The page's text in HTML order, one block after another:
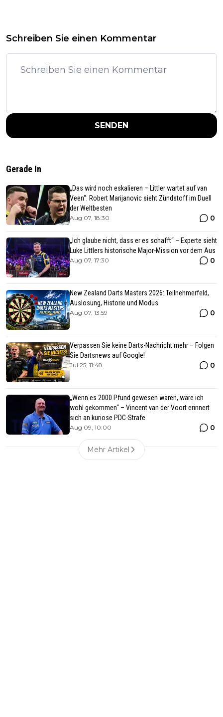
Schreiben Sie einen Kommentar
SENDEN
Gerade In
„Das wird noch eskalieren – Littler wartet auf van
Veen“: Robert Marijanovic sieht Zündstoff im Duell
der Weltbesten
Aug 07, 18:30 0
„Ich glaube nicht, dass er es schafft“ – Experte sieht
Luke Littlers historische Major-Mission vor dem Aus
Aug 07, 17:30 0
New Zealand Darts Masters 2026: Teilnehmerfeld,
Auslosung, Historie und Modus
Aug 07, 13:59 0
Verpassen Sie keine Darts-Nachricht mehr – Folgen
Sie Dartsnews auf Google!
Jul 25, 11:48 0
„Wenn es 2000 Pfund gewesen wären, wäre ich
wohl gekommen“ – Vincent van der Voort erinnert
sich an kuriose PDC-Strafe
Aug 09, 10:00 0
Mehr Artikel